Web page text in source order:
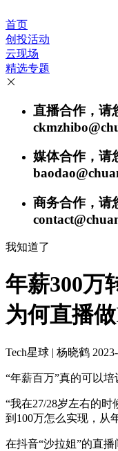
首页
创投活动
云现场
精选专题
直播合作，请
媒体合作，请
商务合作，请
我知道了
年薪300万
为何直播
Tech星球 | 杨晓鹤
“年薪百万”真的可以培
“我在27/28岁左右的
到100万怎么实现，从
在抖音“沙拉姐”的直